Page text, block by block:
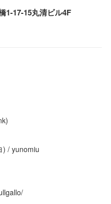
1-17-15丸清ビル4F
) / yunomiu